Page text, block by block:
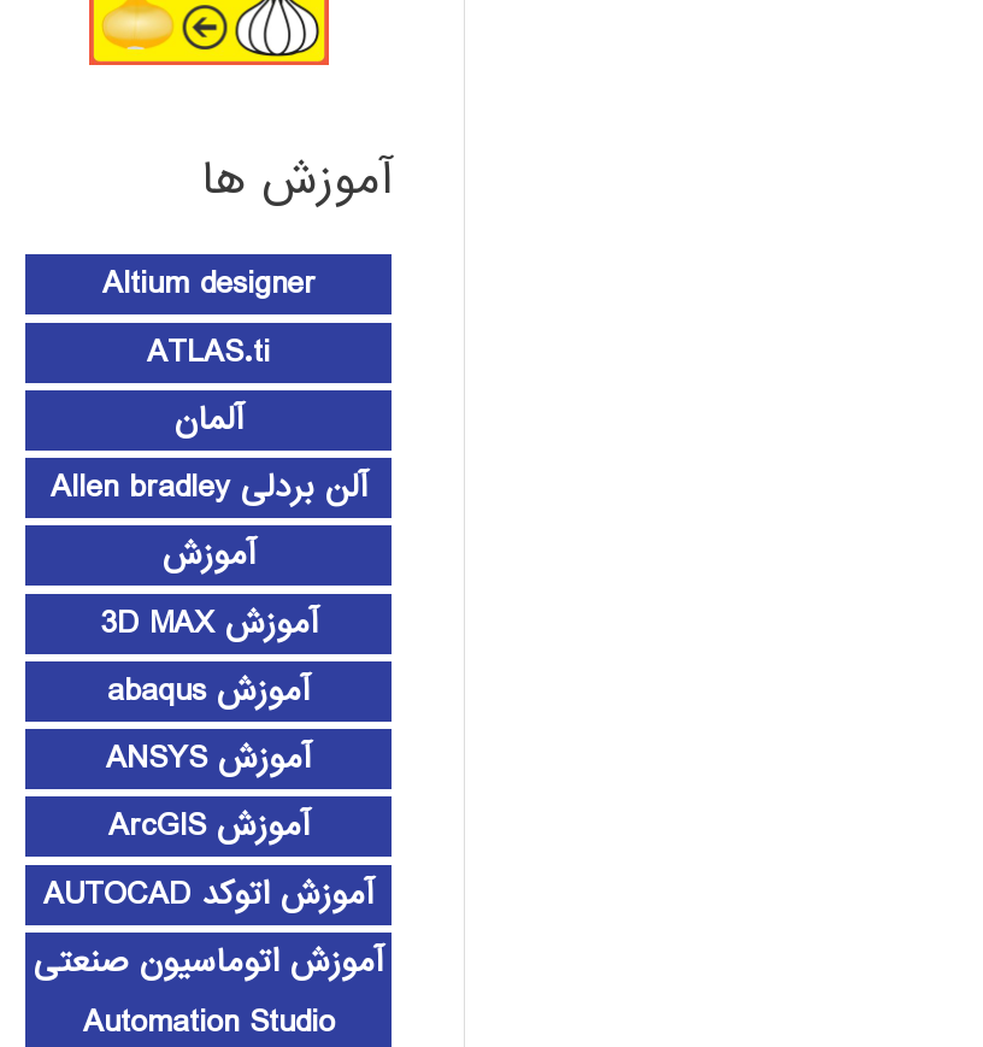
آموزش ها
Altium designer
ATLAS.ti
آلمان
آلن بردلی Allen bradley
آموزش
آموزش 3D MAX
آموزش abaqus
آموزش ANSYS
آموزش ArcGIS
آموزش اتوکد AUTOCAD
آموزش اتوماسیون صنعتی
Automation Studio